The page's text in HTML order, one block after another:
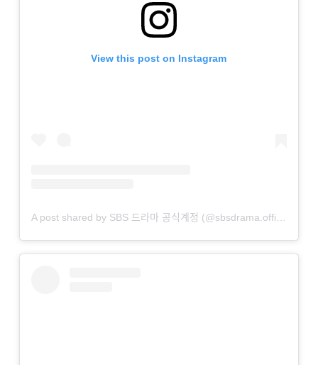
View this post on Instagram
A post shared by SBS 드라마 공식계정 (@sbsdrama.official)